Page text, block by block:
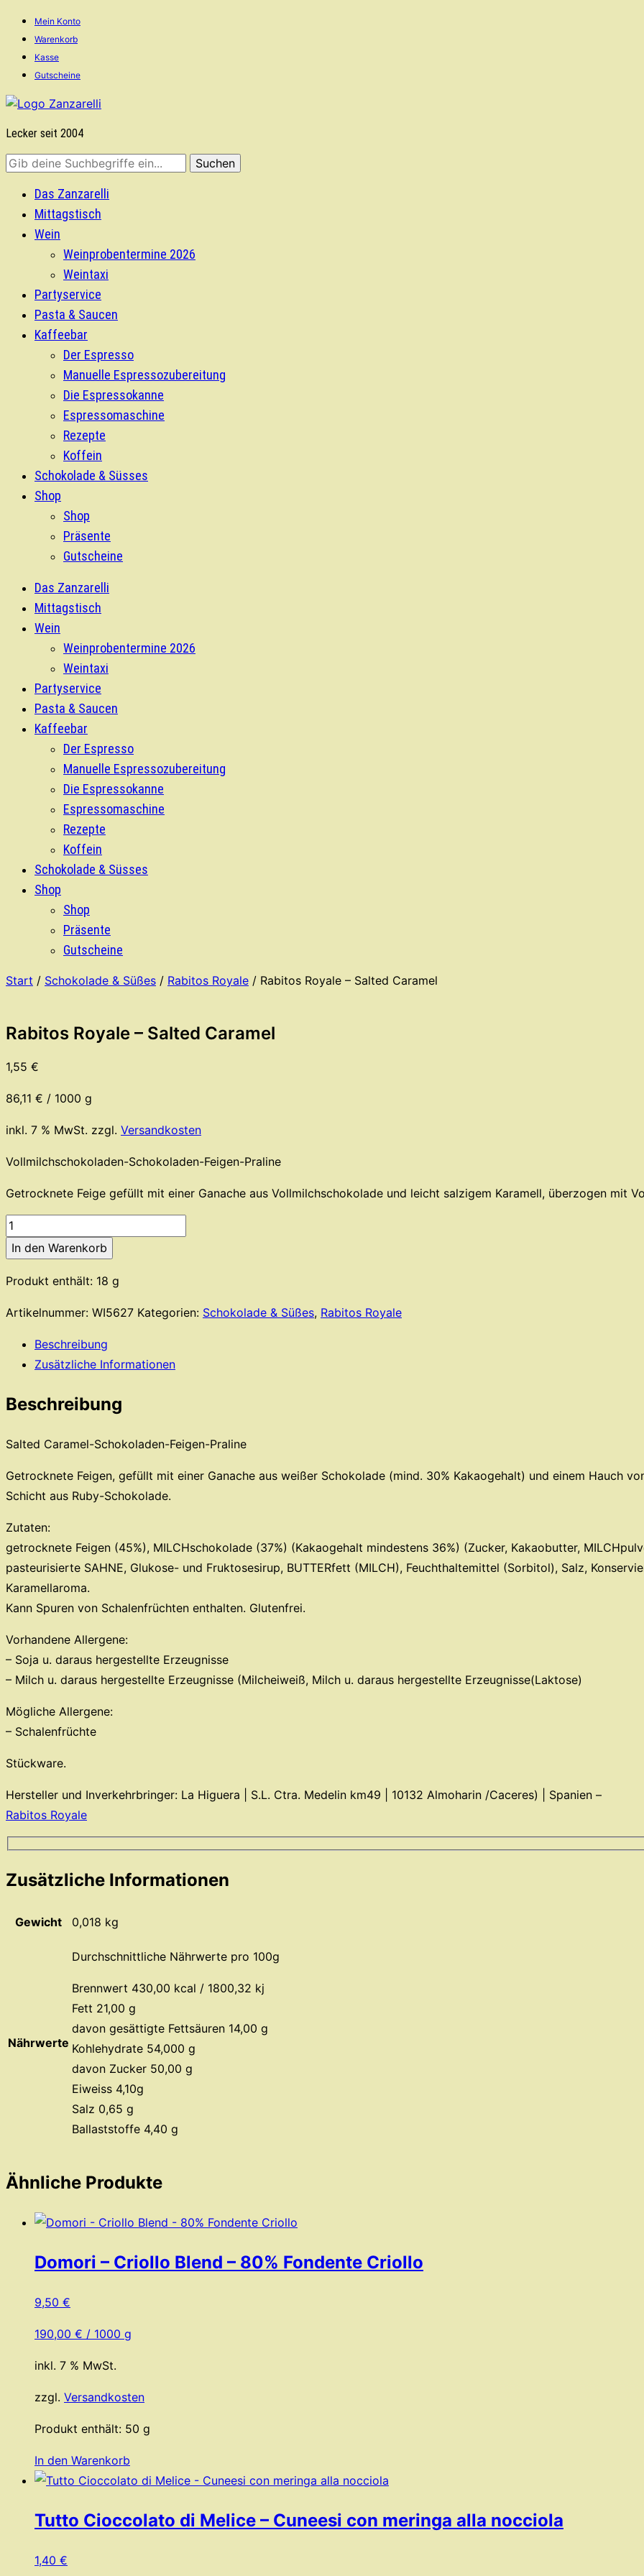
Mein Konto
Warenkorb
Kasse
Gutscheine
Lecker seit 2004
Das Zanzarelli
Mittagstisch
Wein
Weinprobentermine 2026
Weintaxi
Partyservice
Pasta & Saucen
Kaffeebar
Der Espresso
Manuelle Espressozubereitung
Die Espressokanne
Espressomaschine
Rezepte
Koffein
Schokolade & Süsses
Shop
Shop
Präsente
Gutscheine
Das Zanzarelli
Mittagstisch
Wein
Weinprobentermine 2026
Weintaxi
Partyservice
Pasta & Saucen
Kaffeebar
Der Espresso
Manuelle Espressozubereitung
Die Espressokanne
Espressomaschine
Rezepte
Koffein
Schokolade & Süsses
Shop
Shop
Präsente
Gutscheine
Start / Schokolade & Süßes / Rabitos Royale / Rabitos Royale – Salted Caramel
Rabitos Royale – Salted Caramel
1,55 €
86,11 € / 1000 g
inkl. 7 % MwSt. zzgl. Versandkosten
Vollmilchschokoladen-Schokoladen-Feigen-Praline
Getrocknete Feige gefüllt mit einer Ganache aus Vollmilchschokolade und leicht salzigem Karamell, überzogen mit
Rabitos
Royale
Salted
Caramel
In den Warenkorb
Produkt enthält: 18 g
Artikelnummer: WI5627 Kategorien: Schokolade & Süßes, Rabitos Royale
Beschreibung
Zusätzliche Informationen
Beschreibung
Salted Caramel-Schokoladen-Feigen-Praline
Getrocknete Feigen, gefüllt mit einer Ganache aus weißer Schokolade (mind. 30% Kakaogehalt) und einem Hauch
Schicht aus Ruby-Schokolade.
Zutaten:
getrocknete Feigen (45%), MILCHschokolade (37%) (Kakaogehalt mindestens 36%) (Zucker, Kakaobutter,
pasteurisierte SAHNE, Glukose- und Fruktosesirup, BUTTERfett (MILCH), Feuchthaltemittel (Sorbitol), Salz,
Karamellaroma.
Kann Spuren von Schalenfrüchten enthalten. Glutenfrei.
Vorhandene Allergene:
– Soja u. daraus hergestellte Erzeugnisse
– Milch u. daraus hergestellte Erzeugnisse (Milcheiweiß, Milch u. daraus hergestellte Erzeugnisse(Laktose)
Mögliche Allergene:
– Schalenfrüchte
Stückware.
Hersteller und Inverkehrbringer: La Higuera | S.L. Ctra. Medelin km49 | 10132 Almoharin /Caceres) | Spanien –
Rabitos Royale
Zusätzliche Informationen
Gewicht 0,018 kg
Nährwerte
Durchschnittliche Nährwerte pro 100g
Brennwert 430,00 kcal / 1800,32 kj
Fett 21,00 g
davon gesättigte Fettsäuren 14,00 g
Kohlehydrate 54,000 g
davon Zucker 50,00 g
Eiweiss 4,10g
Salz 0,65 g
Ballaststoffe 4,40 g
Ähnliche Produkte
Domori – Criollo Blend – 80% Fondente Criollo
9,50 €
190,00 € / 1000 g
inkl. 7 % MwSt.
zzgl. Versandkosten
Produkt enthält: 50 g
In den Warenkorb
Tutto Cioccolato di Melice – Cuneesi con meringa alla nocciola
1,40 €